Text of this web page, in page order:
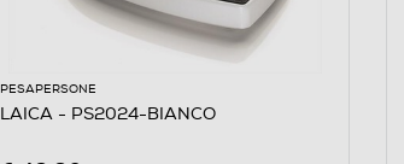
PESAPERSONE
LAICA - PS2024-BIANCO